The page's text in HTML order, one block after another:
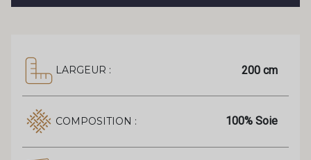
LARGEUR : 200 cm
COMPOSITION : 100% Soie